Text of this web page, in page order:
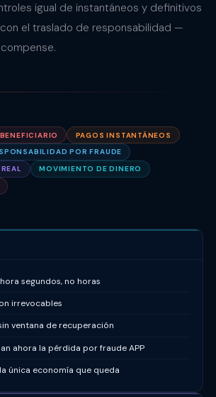
igual de instantáneos y definitivos
el traslado de responsabilidad —
PAGOS INSTANTÁNEOS
POR FRAUDE
MOVIMIENTO DE DINERO
segundos, no horas
irrevocables
ventana de recuperación
ahora la pérdida por fraude APP
única economía que queda